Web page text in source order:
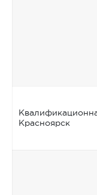
Красноярск